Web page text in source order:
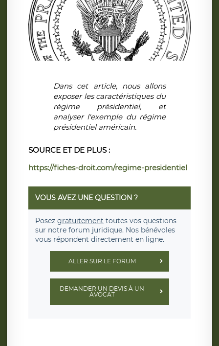
Dans cet article, nous allons
exposer les caractéristiques du
régime présidentiel, et
analyser l'exemple du régime
présidentiel américain.
SOURCE ET DE PLUS :
https://fiches-droit.com/regime-presidentiel
VOUS AVEZ UNE QUESTION ?
Posez gratuitement toutes vos questions
sur notre forum juridique. Nos bénévoles
vous répondent directement en ligne.
ALLER SUR LE FORUM
DEMANDER UN DEVIS À UN
AVOCAT